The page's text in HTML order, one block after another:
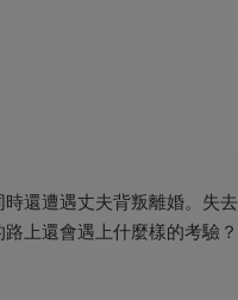
還遭遇丈夫背叛離婚。失
上還會遇上什麼樣的考驗？